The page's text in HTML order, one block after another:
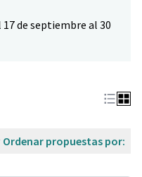
de septiembre al 30
Ordenar propuestas por: